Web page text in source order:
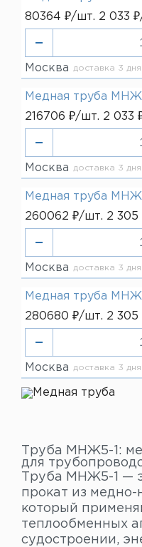
80364 ₽/шт. 2 033
Москва доставка 3 дня
Медная труба
216706 ₽/шт. 2 033
Москва доставка 3 дня
Медная труба
260062 ₽/шт. 2 305
Москва доставка 3 дня
Медная труба
280680 ₽/шт. 2 305
Москва доставка 3 дня
Труба МНЖ5-1:
для
Труба МНЖ5-1 —
прокат из медно-
который
теплообменных
судостроении,